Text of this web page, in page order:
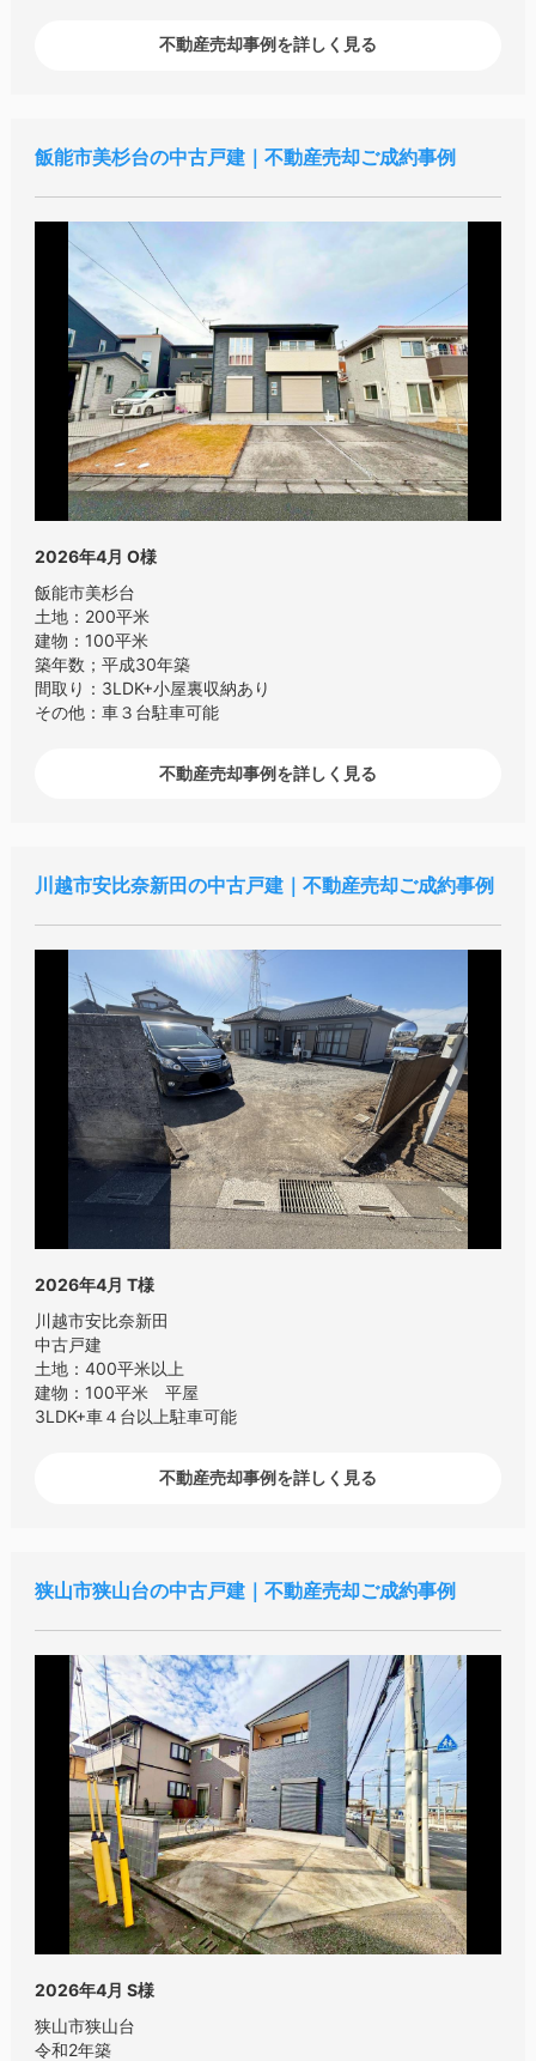
不動産売却事例を詳しく見る
飯能市美杉台の中古戸建｜不動産売却ご成約事例
2026年4月 O様
飯能市美杉台
土地：200平米
建物：100平米
築年数；平成30年築
間取り：3LDK+小屋裏収納あり
その他：車３台駐車可能
不動産売却事例を詳しく見る
川越市安比奈新田の中古戸建｜不動産売却ご成約事例
2026年4月 T様
川越市安比奈新田
中古戸建
土地：400平米以上
建物：100平米 平屋
3LDK+車４台以上駐車可能
不動産売却事例を詳しく見る
狭山市狭山台の中古戸建｜不動産売却ご成約事例
2026年4月 S様
狭山市狭山台
令和2年築